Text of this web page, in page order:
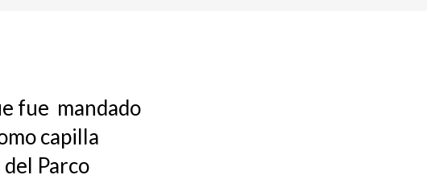
fue mandado
capilla
Parco